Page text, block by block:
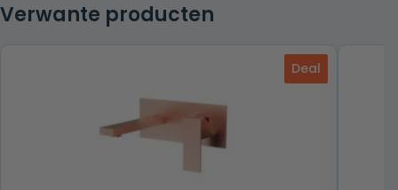
Verwante producten
Deal